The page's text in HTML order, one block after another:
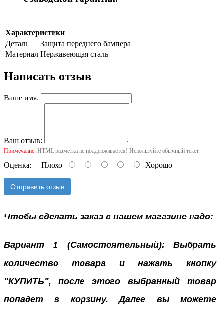
Характеристики
Деталь
Защита переднего бампера
Материал Нержавеющая сталь
Написать отзыв
Ваше имя:
Ваш отзыв:
Примечание: HTML разметка не поддерживается! Используйте обычный текст.
Оценка: Плохо Хорошо
Отправить отзыв
Чтобы сделать заказ в нашем магазине надо:
Вариант 1 (Самостоятельный): Выбрать
количество товара и нажать кнопку
"КУПИТЬ", после этого выбранный товар
попадет в корзину. Далее вы можете